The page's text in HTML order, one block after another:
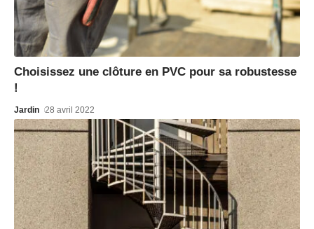
Choisissez une clôture en PVC pour sa robustesse
!
Jardin 28 avril 2022